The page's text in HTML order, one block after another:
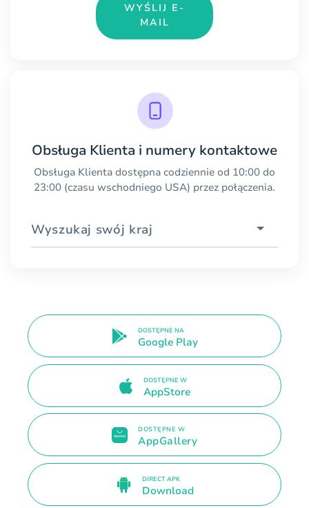
WYŚLIJ E-
MAIL
Obsługa Klienta i numery kontaktowe
Obsługa Klienta dostępna codziennie od 10:00 do
23:00 (czasu wschodniego USA) przez połączenia.
Wyszukaj swój kraj
DOSTĘPNE NA
Google Play
DOSTĘPNE W
AppStore
DOSTĘPNE W
AppGallery
DIRECT APK
Download